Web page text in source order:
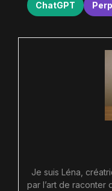
ChatGPT
Je suis Léna,
par l’art de raconter